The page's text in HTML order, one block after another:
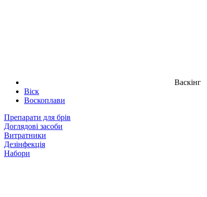
Васкінг
Віск
Воскоплави
Препарати для брів
Доглядові засоби
Витратники
Дезінфекція
Набори